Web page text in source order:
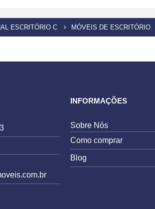
ESCRITÓRIO C MÓVEIS DE ESCRITÓRIO
INFORMAÇÕES
Sobre Nós
Como comprar
Blog